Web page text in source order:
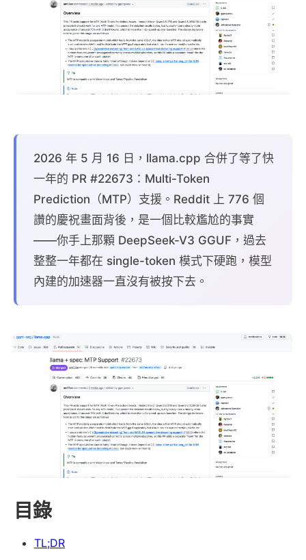
2026 年 5 月 16 日，llama.cpp 合併了等了快
一年的 PR #22673：Multi-Token
Prediction（MTP）支援。Reddit 上 776 個
讚的慶祝畫面背後，是一個比較尷尬的事實
——你手上那顆 DeepSeek-V3 GGUF，過去
整整一年都在 single-token 模式下硬跑，模型
內建的加速器一直沒有被按下去。
目錄
TL;DR